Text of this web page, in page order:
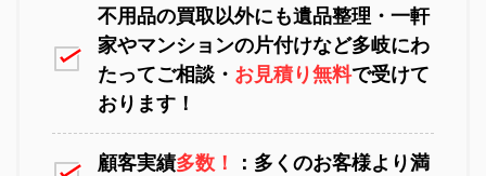
苫小牧不用品回収 室蘭不用品回収
不用品の買取以外にも遺品整理・一軒
家やマンションの片付けなど多岐にわ
たってご相談・ お見積り無料で受けて
おります！
顧客実績多数！
：多くのお客様より満